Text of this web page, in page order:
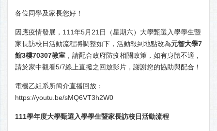
各位同學及家長您好！
因應疫情發展，111年5月21日（星期六）大學甄選入學學生暨
家長訪校日活動流程將調整如下，活動報到地點改為元智大學7
館3樓70307教室 ，請配合政府防疫相關政策，如有身體不適，
請於家中觀看5/7線上直撥之回放影片，謝謝您的協助與配合！
電機乙組系所簡介直播回放：
https://youtu.be/sMQ6VT3h2W0
111學年度大學甄選入學學生暨家長訪校日活動流程